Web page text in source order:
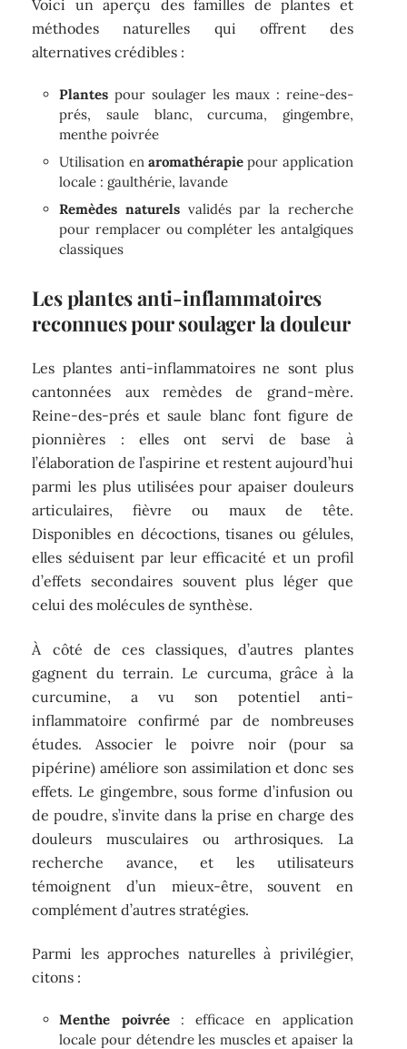
Voici un aperçu des familles de plantes et
méthodes naturelles qui offrent des
alternatives crédibles :
Plantes pour soulager les maux : reine-des-
prés, saule blanc, curcuma, gingembre,
menthe poivrée
Utilisation en aromathérapie pour application
locale : gaulthérie, lavande
Remèdes naturels validés par la recherche
pour remplacer ou compléter les antalgiques
classiques
Les plantes anti-inflammatoires
reconnues pour soulager la douleur
Les plantes anti-inflammatoires ne sont plus
cantonnées aux remèdes de grand-mère.
Reine-des-prés et saule blanc font figure de
pionnières : elles ont servi de base à
l’élaboration de l’aspirine et restent aujourd’hui
parmi les plus utilisées pour apaiser douleurs
articulaires, fièvre ou maux de tête.
Disponibles en décoctions, tisanes ou gélules,
elles séduisent par leur efficacité et un profil
d’effets secondaires souvent plus léger que
celui des molécules de synthèse.
À côté de ces classiques, d’autres plantes
gagnent du terrain. Le curcuma, grâce à la
curcumine, a vu son potentiel anti-
inflammatoire confirmé par de nombreuses
études. Associer le poivre noir (pour sa
pipérine) améliore son assimilation et donc ses
effets. Le gingembre, sous forme d’infusion ou
de poudre, s’invite dans la prise en charge des
douleurs musculaires ou arthrosiques. La
recherche avance, et les utilisateurs
témoignent d’un mieux-être, souvent en
complément d’autres stratégies.
Parmi les approches naturelles à privilégier,
citons :
Menthe poivrée: efficace en application
locale pour détendre les muscles et apaiser la